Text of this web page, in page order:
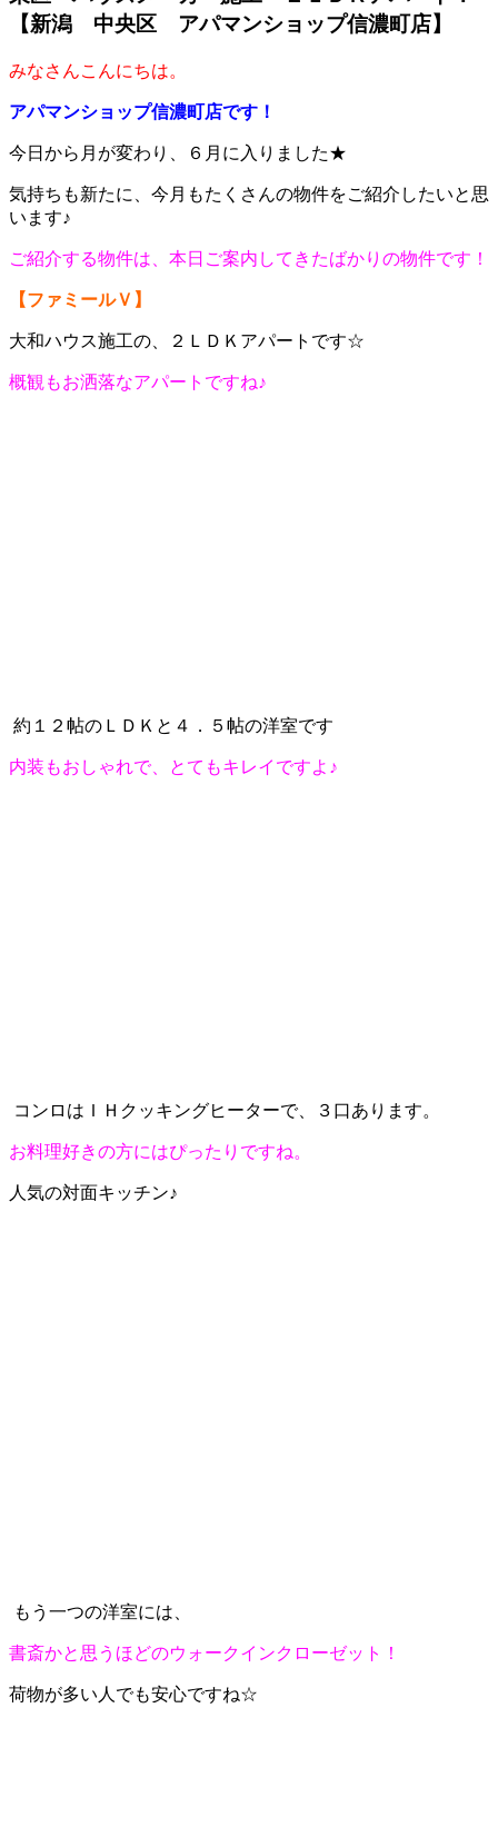
【新潟 中央区 アパマンショップ信濃町店】
みなさんこんにちは。
アパマンショップ信濃町店です！
今日から月が変わり、６月に入りました★
気持ちも新たに、今月もたくさんの物件をご紹介したいと思
います♪
ご紹介する物件は、本日ご案内してきたばかりの物件です！
【ファミールＶ】
大和ハウス施工の、２ＬＤＫアパートです☆
概観もお洒落なアパートですね♪
約１２帖のＬＤＫと４．５帖の洋室です
内装もおしゃれで、とてもキレイですよ♪
コンロはＩＨクッキングヒーターで、３口あります。
お料理好きの方にはぴったりですね。
人気の対面キッチン♪
もう一つの洋室には、
書斎かと思うほどのウォークインクローゼット！
荷物が多い人でも安心ですね☆